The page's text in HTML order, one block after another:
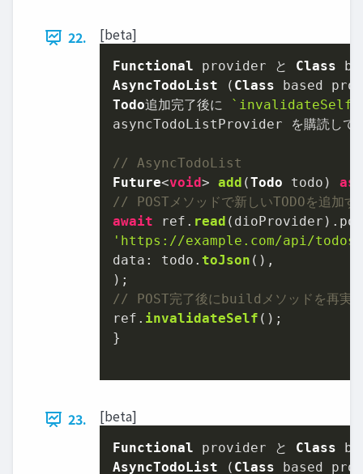
22. [beta]
Functional provider と Class
AsyncTodoList ( Class based
Todo追加完了後に
asyncTodoListProvider を購読して
// AsyncTodoList
Future<void> add (Todo todo)
// POSTメソッドで新しいTODOを追加す
await ref. read (dioProvider).
'https://example.com/api/todos'
data : todo. toJson (),
// POST完了後にbuildメソッドを再実
ref. invalidateSelf ();
}
23. [beta]
Functional provider と Class
AsyncTodoList ( Class based